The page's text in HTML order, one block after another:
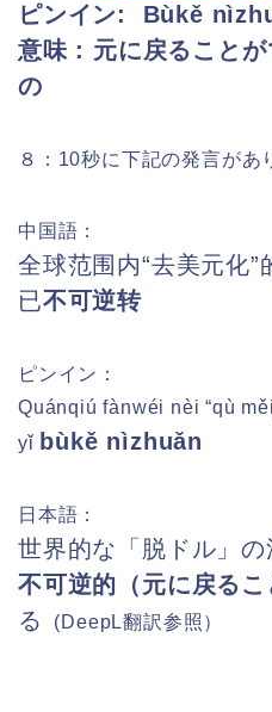
ピンイン: Bùkě
意味 : 元に戻ること
の
８：10秒に下記の発言があ
中国語：
全球范围内“去美元化”
已不可逆转
ピンイン：
Quánqiú fànwéi nèi “qù
yǐ bùkě nìzhuǎn
日本語：
世界的な「脱ドル」の
不可逆的（元に戻るこ
る
(DeepL翻訳参照）